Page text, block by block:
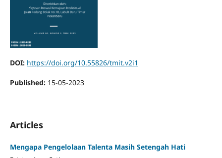
DOI: https://doi.org/10.55826/tmit.v2i1
Published: 15-05-2023
Articles
Mengapa Pengelolaan Talenta Masih Setengah Hati